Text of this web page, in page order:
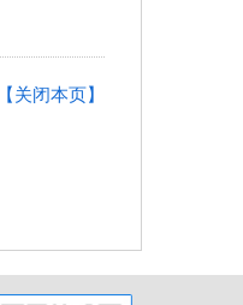
【关闭本页】